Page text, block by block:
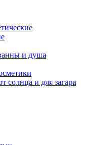
и душа
солнца и для загара